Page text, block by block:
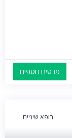
פרטים נוספים
רופא שיניים